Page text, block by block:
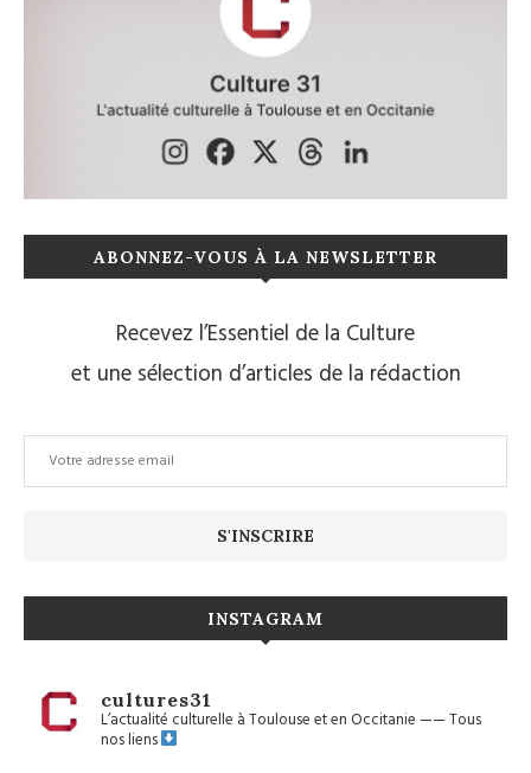
ABONNEZ-VOUS À LA NEWSLETTER
Recevez l’Essentiel de la Culture
et une sélection d’articles de la rédaction
INSTAGRAM
cultures31
L’actualité culturelle à Toulouse et en Occitanie——Tous
nos liens